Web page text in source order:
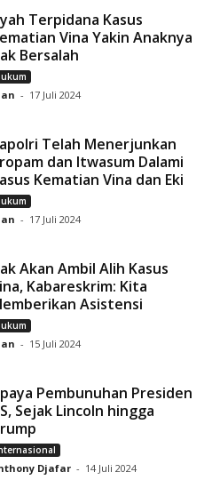
Terpidana Kasus
Vina Yakin Anaknya
Bersalah
- 17 Juli 2024
Telah Menerjunkan
dan Itwasum Dalami
Kematian Vina dan Eki
- 17 Juli 2024
Akan Ambil Alih Kasus
Kabareskrim: Kita
Asistensi
- 15 Juli 2024
Pembunuhan Presiden
Sejak Lincoln hingga
Djafar - 14 Juli 2024